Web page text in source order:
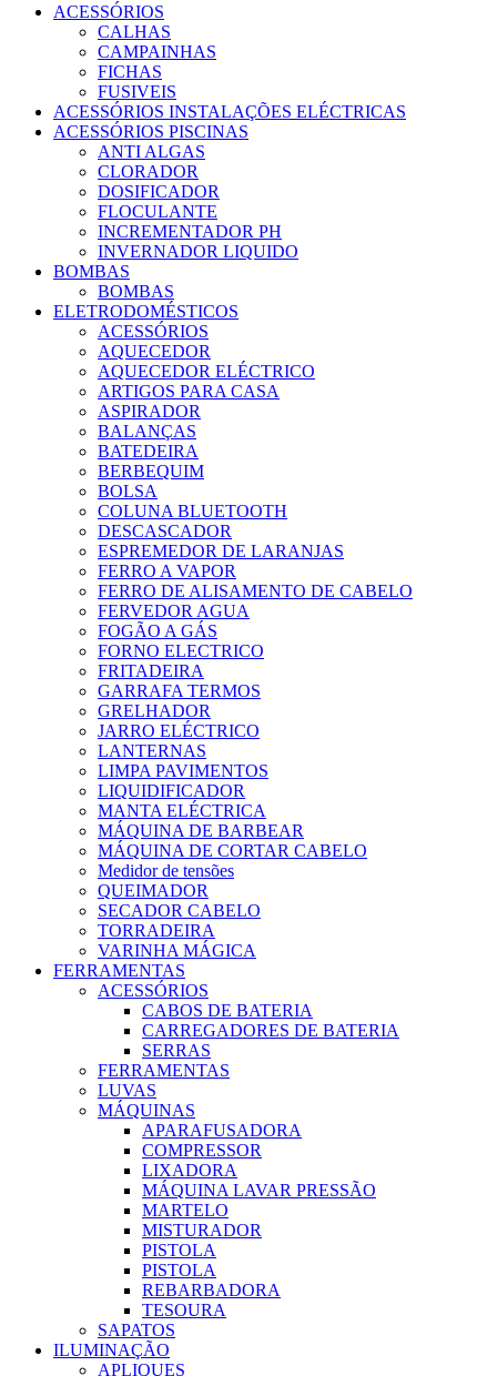
ACESSÓRIOS
CALHAS
CAMPAINHAS
FICHAS
FUSIVEIS
ACESSÓRIOS INSTALAÇÕES ELÉCTRICAS
ACESSÓRIOS PISCINAS
ANTI ALGAS
CLORADOR
DOSIFICADOR
FLOCULANTE
INCREMENTADOR PH
INVERNADOR LIQUIDO
BOMBAS
BOMBAS
ELETRODOMÉSTICOS
ACESSÓRIOS
AQUECEDOR
AQUECEDOR ELÉCTRICO
ARTIGOS PARA CASA
ASPIRADOR
BALANÇAS
BATEDEIRA
BERBEQUIM
BOLSA
COLUNA BLUETOOTH
DESCASCADOR
ESPREMEDOR DE LARANJAS
FERRO A VAPOR
FERRO DE ALISAMENTO DE CABELO
FERVEDOR AGUA
FOGÃO A GÁS
FORNO ELECTRICO
FRITADEIRA
GARRAFA TERMOS
GRELHADOR
JARRO ELÉCTRICO
LANTERNAS
LIMPA PAVIMENTOS
LIQUIDIFICADOR
MANTA ELÉCTRICA
MÁQUINA DE BARBEAR
MÁQUINA DE CORTAR CABELO
Medidor de tensões
QUEIMADOR
SECADOR CABELO
TORRADEIRA
VARINHA MÁGICA
FERRAMENTAS
ACESSÓRIOS
CABOS DE BATERIA
CARREGADORES DE BATERIA
SERRAS
FERRAMENTAS
LUVAS
MÁQUINAS
APARAFUSADORA
COMPRESSOR
LIXADORA
MÁQUINA LAVAR PRESSÃO
MARTELO
MISTURADOR
PISTOLA
PISTOLA
REBARBADORA
TESOURA
SAPATOS
ILUMINAÇÃO
APLIQUES